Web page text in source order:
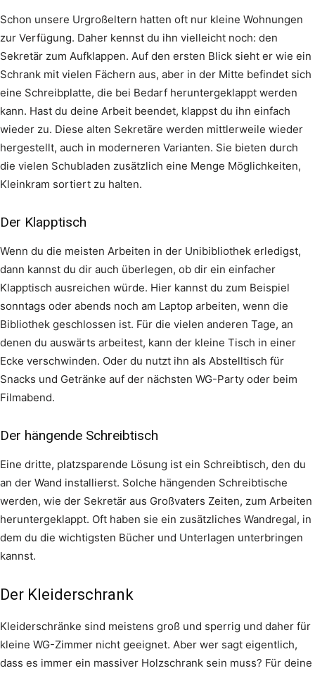
Schon unsere Urgroßeltern hatten oft nur kleine Wohnungen
zur Verfügung. Daher kennst du ihn vielleicht noch: den
Sekretär zum Aufklappen. Auf den ersten Blick sieht er wie ein
Schrank mit vielen Fächern aus, aber in der Mitte befindet sich
eine Schreibplatte, die bei Bedarf heruntergeklappt werden
kann. Hast du deine Arbeit beendet, klappst du ihn einfach
wieder zu. Diese alten Sekretäre werden mittlerweile wieder
hergestellt, auch in moderneren Varianten. Sie bieten durch
die vielen Schubladen zusätzlich eine Menge Möglichkeiten,
Kleinkram sortiert zu halten.
Der Klapptisch
Wenn du die meisten Arbeiten in der Unibibliothek erledigst,
dann kannst du dir auch überlegen, ob dir ein einfacher
Klapptisch ausreichen würde. Hier kannst du zum Beispiel
sonntags oder abends noch am Laptop arbeiten, wenn die
Bibliothek geschlossen ist. Für die vielen anderen Tage, an
denen du auswärts arbeitest, kann der kleine Tisch in einer
Ecke verschwinden. Oder du nutzt ihn als Abstelltisch für
Snacks und Getränke auf der nächsten WG-Party oder beim
Filmabend.
Der hängende Schreibtisch
Eine dritte, platzsparende Lösung ist ein Schreibtisch, den du
an der Wand installierst. Solche hängenden Schreibtische
werden, wie der Sekretär aus Großvaters Zeiten, zum Arbeiten
heruntergeklappt. Oft haben sie ein zusätzliches Wandregal, in
dem du die wichtigsten Bücher und Unterlagen unterbringen
kannst.
Der Kleiderschrank
Kleiderschränke sind meistens groß und sperrig und daher für
kleine WG-Zimmer nicht geeignet. Aber wer sagt eigentlich,
dass es immer ein massiver Holzschrank sein muss? Für deine